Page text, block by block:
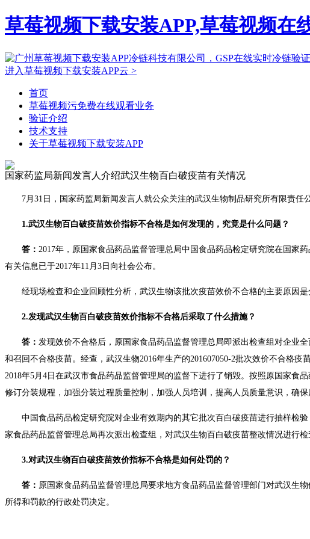
草莓视频下载安装APP,草莓视频在
进入草莓视频下载安装APP云 >
首页
草莓视频污免费在线观看业务
验证介绍
技术支持
关于草莓视频下载安装APP
国家药监局新闻发言人介绍武汉生物百白破疫苗有关情况
7月31日，国家药监局新闻发言人就公众关注的武汉生物制品研究所有限责任
1.武汉生物百白破疫苗效价指标不合格是如何发现的，究竟是什么问题？
答： 2017年，原国家食品药品监督管理总局中国食品药品检定研究院在国家药
有关信息已于2017年11月3日向社会公布。
经现场检查和企业回顾性分析，武汉生物该批次疫苗效价不合格的主要原因是分
2.发现武汉生物百白破疫苗效价指标不合格后采取了什么措施？
答： 发现效价不合格后，原国家食品药品监督管理总局即派出检查组对企业全
和召回不合格疫苗。经查，武汉生物2016年生产的201607050-2批次效价不合格
2018年5月4日在武汉市食品药品监督管理局的监督下进行了销毁。按照原国家食
修订分装规程，加强分装过程质量控制，加强人员培训，提高人员质量意识，确
中国食品药品检定研究院对企业有效期内的其它批次百白破疫苗进行抽样检验
家食品药品监督管理总局再次派出检查组，对武汉生物百白破疫苗整改情况进行检查
3.对武汉生物百白破疫苗效价指标不合格是如何处罚的？
答： 原国家食品药品监督管理总局要求地方食品药品监督管理部门对武汉生物依
所得和罚款的行政处罚决定。